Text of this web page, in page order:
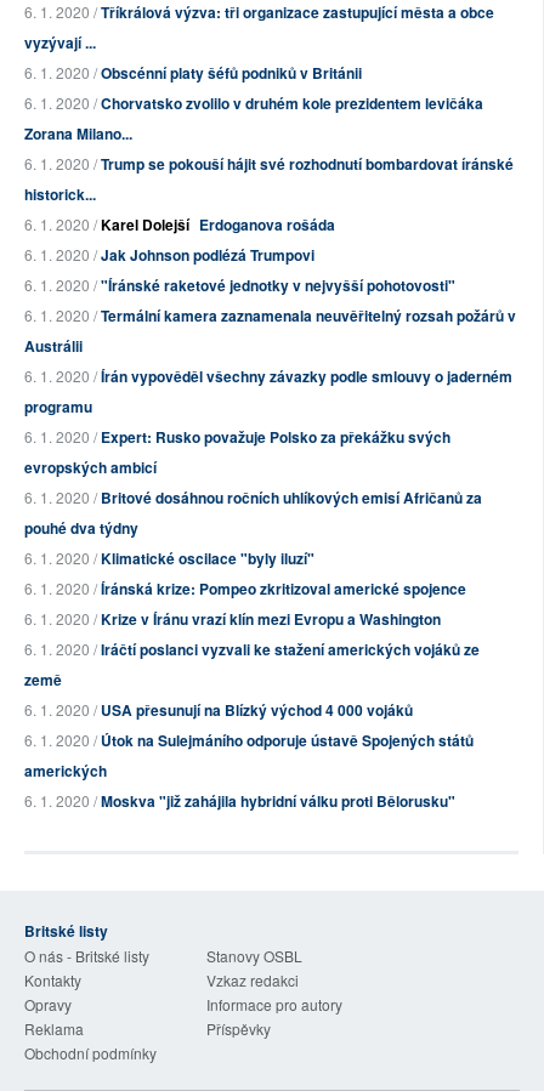
6. 1. 2020 /Tříkrálová výzva: tři organizace zastupující města a obce
vyzývají ...
6. 1. 2020 /Obscénní platy šéfů podniků v Británii
6. 1. 2020 /Chorvatsko zvolilo v druhém kole prezidentem levičáka
Zorana Milano...
6. 1. 2020 /Trump se pokouší hájit své rozhodnutí bombardovat íránské
historick...
6. 1. 2020 /Karel Dolejší Erdoganova rošáda
6. 1. 2020 /Jak Johnson podlézá Trumpovi
6. 1. 2020 /"Íránské raketové jednotky v nejvyšší pohotovosti"
6. 1. 2020 /Termální kamera zaznamenala neuvěřitelný rozsah požárů v
Austrálii
6. 1. 2020 /Írán vypověděl všechny závazky podle smlouvy o jaderném
programu
6. 1. 2020 /Expert: Rusko považuje Polsko za překážku svých
evropských ambicí
6. 1. 2020 /Britové dosáhnou ročních uhlíkových emisí Afričanů za
pouhé dva týdny
6. 1. 2020 /Klimatické oscilace "byly iluzí"
6. 1. 2020 /Íránská krize: Pompeo zkritizoval americké spojence
6. 1. 2020 /Krize v Íránu vrazí klín mezi Evropu a Washington
6. 1. 2020 /Iráčtí poslanci vyzvali ke stažení amerických vojáků ze
země
6. 1. 2020 /USA přesunují na Blízký východ 4 000 vojáků
6. 1. 2020 /Útok na Sulejmáního odporuje ústavě Spojených států
amerických
6. 1. 2020 /Moskva "již zahájila hybridní válku proti Bělorusku"
Britské listy
O nás - Britské listy
Stanovy OSBL
Kontakty
Vzkaz redakci
Opravy
Informace pro autory
Reklama
Příspěvky
Obchodní podmínky